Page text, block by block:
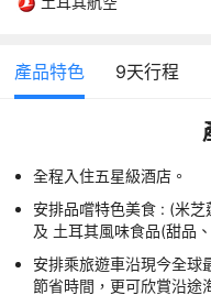
產品特色 9天行程
全程入住五星級酒店。
安排品嚐特色美食 : (米
及 土耳其風味食品(甜品
安排乘旅遊車沿現今全球
節省時間，更可欣賞沿途